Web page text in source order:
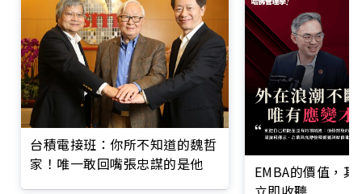
台積電接班：你所不知道的魏哲
家！唯一敢回嘴張忠謀的是他
EMBA的價值，